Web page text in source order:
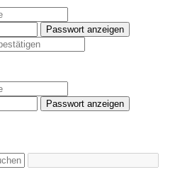
Passwort anzeigen
Passwort anzeigen